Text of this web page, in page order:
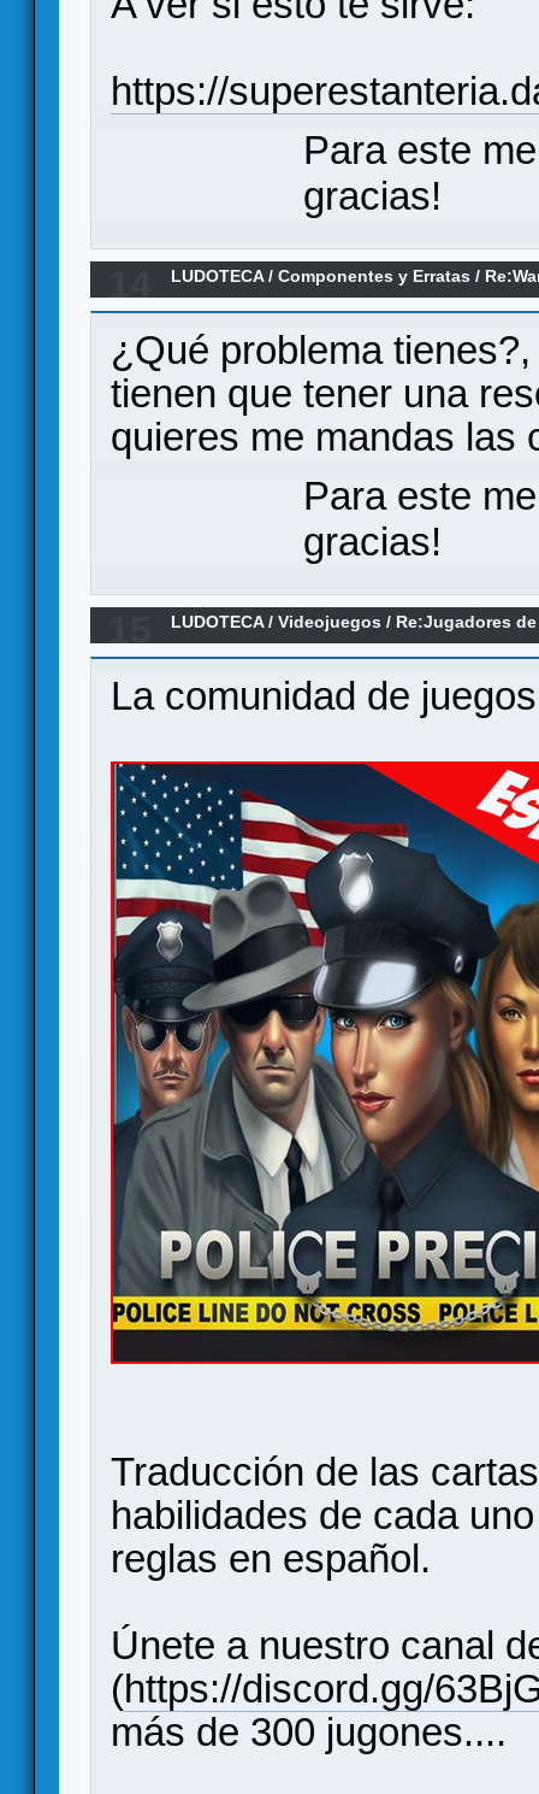
https://
Para este
gracias!
LUDOTECA/Componentes y Erratas /
¿Qué problema
tienen que tener una
quieres me mandas las
Para este
gracias!
LUDOTECA/Videojuegos / Re:Jugadores
al grupo!
La comunidad de
Traducción de las
habilidades de cada
reglas en español.
Únete a nuestro canal
(https://discord.gg/
más de 300 jugones....